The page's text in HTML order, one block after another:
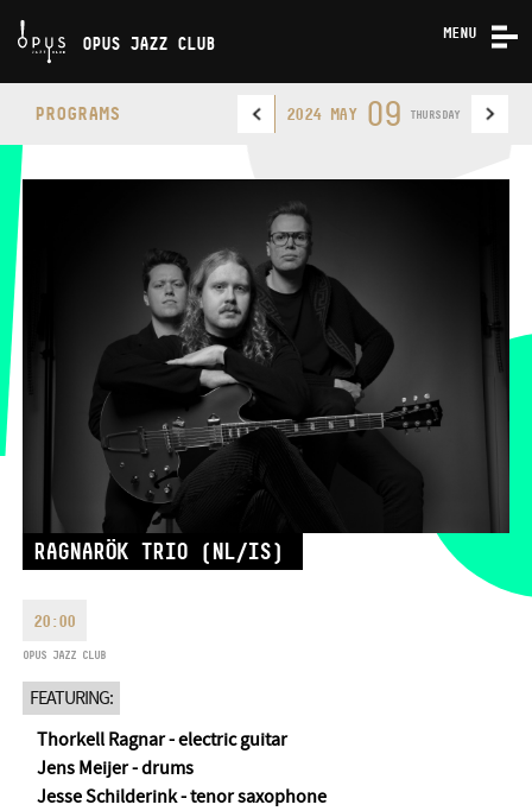
OPUS JAZZ CLUB
MENU
ABOUT US
CONTACT
OPUS JAZZ CLUB
PHONE
FAX
EMAIL
PHONE
PROGRAMS 2024 MAY 09 THURSDAY
RAGNARÖK TRIO (NL/IS)
20:00
OPUS JAZZ CLUB
FEATURING:
Thorkell Ragnar - electric guitar
Jens Meijer - drums
Jesse Schilderink - tenor saxophone